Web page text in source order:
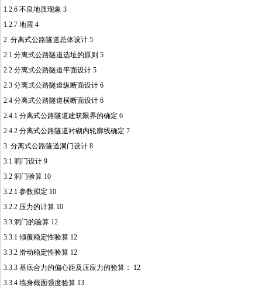
1.2.6 不良地质现象 3
1.2.7 地震 4
2 分离式公路隧道总体设计 5
2.1 分离式公路隧道选址的原则 5
2.2 分离式公路隧道平面设计 5
2.3 分离式公路隧道纵断面设计 6
2.4 分离式公路隧道横断面设计 6
2.4.1 分离式公路隧道建筑限界的确定 6
2.4.2 分离式公路隧道衬砌内轮廓线确定 7
3 分离式公路隧道洞门设计 8
3.1 洞门设计 9
3.2 洞门验算 10
3.2.1 参数拟定 10
3.2.2 压力的计算 10
3.3 洞门的验算 12
3.3.1 倾覆稳定性验算 12
3.3.2 滑动稳定性验算 12
3.3.3 基底合力的偏心距及压应力的验算： 12
3.3.4 墙身截面强度验算 13